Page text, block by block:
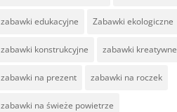
zabawki edukacyjne Zabawki ekologiczne
zabawki konstrukcyjne zabawki kreatywne
zabawki na prezent zabawki na roczek
zabawki na świeże powietrze